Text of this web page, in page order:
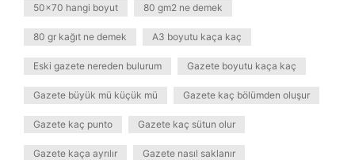
50x70 hangi boyut 80 gm2 ne demek
80 gr kağıt ne demek A3 boyutu kaça kaç
Eski gazete nereden bulurum Gazete boyutu kaça kaç
Gazete büyük mü küçük mü Gazete kaç bölümden oluşur
Gazete kaç punto Gazete kaç sütun olur
Gazete kaça ayrılır Gazete nasıl saklanır